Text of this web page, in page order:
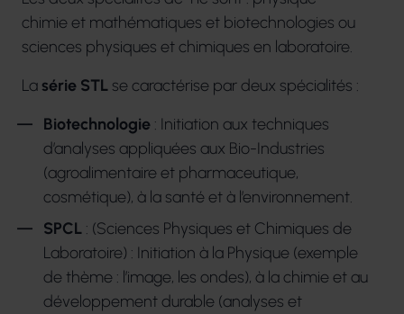
chimie et mathématiques et biotechnologies ou
sciences physiques et chimiques en laboratoire.
La série STL se caractérise par deux spécialités :
Biotechnologie : Initiation aux techniques
d’analyses appliquées aux Bio-Industries
(agroalimentaire et pharmaceutique,
cosmétique), à la santé et à l’environnement.
SPCL : (Sciences Physiques et Chimiques de
Laboratoire) : Initiation à la Physique (exemple
de thème : l’image, les ondes), à la chimie et au
développement durable (analyses et